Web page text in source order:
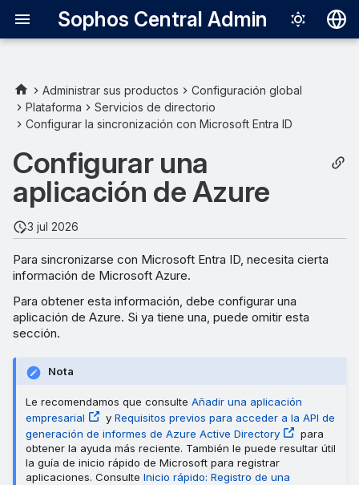
Sophos Central Admin
English
Español
Português
Crear una aplicación de
Azure
Crear un secreto de cliente
Configure los permisos de la
aplicación
Busque la información del
dominio de inquilino
Administrar sus productos
Configuración global
Plataforma
Servicios de directorio
Configurar la sincronización con Microsoft Entra ID
Configurar una
aplicación de Azure
3 jul 2026
Para sincronizarse con Microsoft Entra ID, necesita cierta
información de Microsoft Azure.
Para obtener esta información, debe configurar una
aplicación de Azure. Si ya tiene una, puede omitir esta
sección.
Nota
Le recomendamos que consulte Añadir una aplicación
empresarial
y Requisitos previos para acceder a la API de
generación de informes de Azure Active Directory
para
obtener la ayuda más reciente. También le puede resultar útil
la guía de inicio rápido de Microsoft para registrar
aplicaciones. Consulte Inicio rápido: Registro de una